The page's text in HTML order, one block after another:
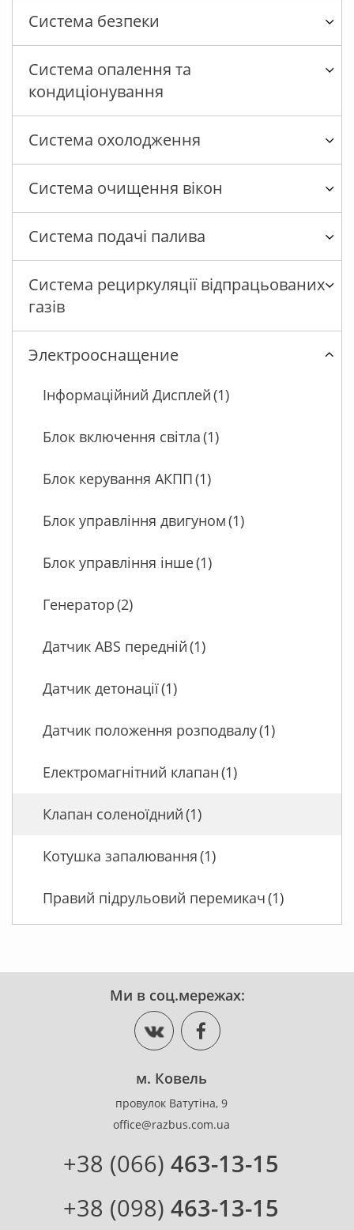
Система безпеки
Система опалення та
кондиціонування
Система охолодження
Система очищення вікон
Система подачі палива
Система рециркуляції відпрацьованих
газів
Электрооснащение
Інформаційний Дисплей(1)
Блок включення світла(1)
Блок керування АКПП(1)
Блок управління двигуном(1)
Блок управління інше(1)
Генератор(2)
Датчик ABS передній(1)
Датчик детонації(1)
Датчик положення розподвалу(1)
Електромагнітний клапан(1)
Клапан соленоїдний(1)
Котушка запалювання(1)
Правий підрульовий перемикач(1)
Ми в соц.мережах:
м. Ковель
провулок Ватутіна, 9
office@razbus.com.ua
+38 (066) 463-13-15
+38 (098) 463-13-15